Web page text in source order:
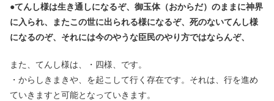
●てんし様は生き通しになるぞ、御玉体（おからだ）のままに神界
に入られ、またこの世に出られる様になるぞ、死のないてんし様
になるのぞ、それには今のやうな臣民のやり方ではならんぞ、
また、てんし様は、・四様、です。
・からしきまきや、を起こして行く存在です。それは、行を進め
ていきますと可能となっていきます。